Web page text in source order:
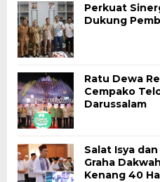
Perkuat
Dukung
Ratu Dewa
Cempako
Darussalam
Salat Isya
Graha
Kenang 40